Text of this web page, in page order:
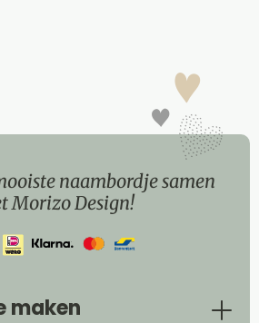
naambordje samen
Morizo Design!
maken